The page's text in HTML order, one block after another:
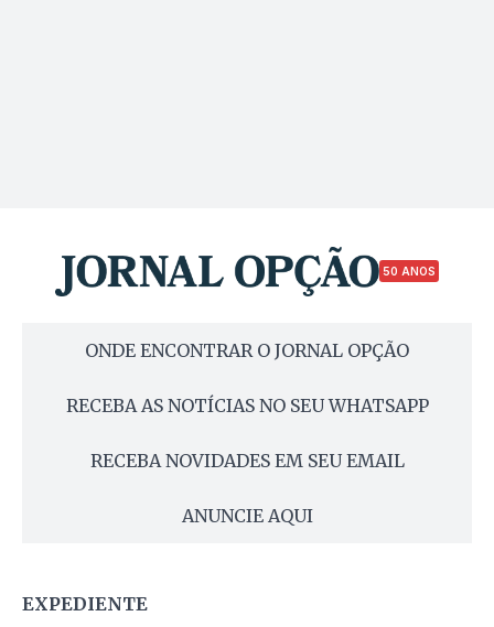
50 ANOS
ONDE ENCONTRAR O JORNAL OPÇÃO
RECEBA AS NOTÍCIAS NO SEU WHATSAPP
RECEBA NOVIDADES EM SEU EMAIL
ANUNCIE AQUI
EXPEDIENTE